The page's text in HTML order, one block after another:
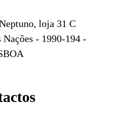
loja 31 C
- 1990-194 -